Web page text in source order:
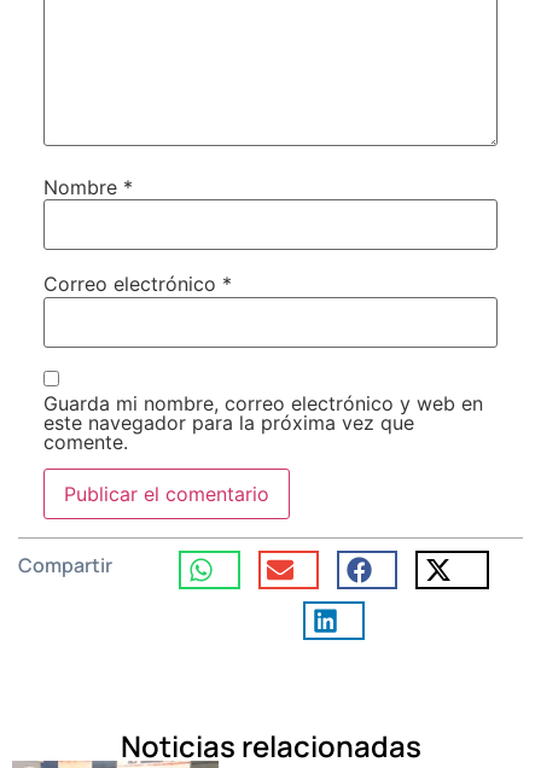
Nombre *
Correo electrónico *
Guarda mi nombre, correo electrónico y web en
este navegador para la próxima vez que
comente.
Compartir
Noticias relacionadas